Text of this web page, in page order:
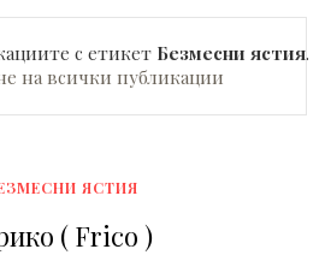
с етикет Безмесни ястия.
на всички публикации
ЯСТИЯ
( Frico )